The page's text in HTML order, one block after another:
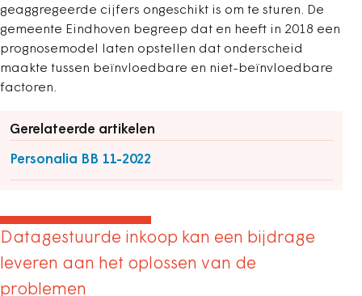
geaggregeerde cijfers ongeschikt is om te sturen. De
gemeente Eindhoven begreep dat en heeft in 2018 een
prognosemodel laten opstellen dat onderscheid
maakte tussen beïnvloedbare en niet-beïnvloedbare
factoren.
Gerelateerde artikelen
Personalia BB 11-2022
Datagestuurde inkoop kan een bijdrage
leveren aan het oplossen van de
problemen